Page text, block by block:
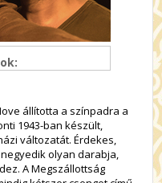
állította a színpadra a
1943-ban készült,
változatát. Érdekes,
olyan darabja,
A Megszállottság